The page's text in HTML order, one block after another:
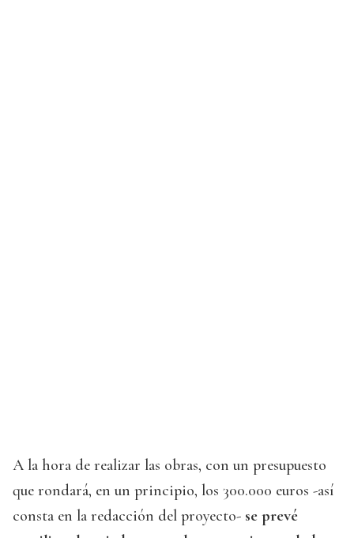
A la hora de realizar las obras, con un presupuesto
que rondará, en un principio, los 300.000 euros -así
consta en la redacción del proyecto- se prevé